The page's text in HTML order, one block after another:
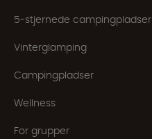
5-stjernede campingpladser
Vinterglamping
Campingpladser
Wellness
For grupper